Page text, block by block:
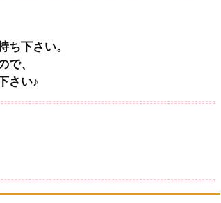
下さい。
、
さい♪